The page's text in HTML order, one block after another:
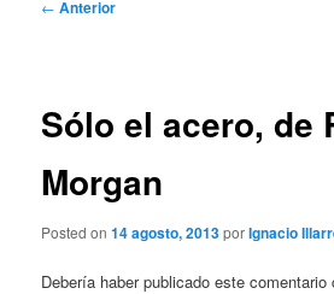
← Anterior
Sólo el acero, de
Morgan
Posted on14 agosto, 2013porIgnacio
Debería haber publicado este